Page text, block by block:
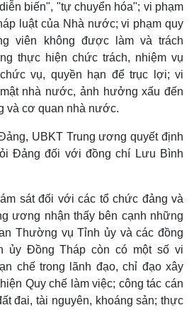
biến", "tự chuyển hóa"; vi phạm
luật của Nhà nước; vi phạm quy
viên không được làm và trách
thực hiện chức trách, nhiệm vụ
vụ, quyền hạn để trục lợi; vi
nhà nước, ảnh hưởng xấu đến
và cơ quan nhà nước.
UBKT Trung ương quyết định
Đảng đối với đồng chí Lưu Bình
sát đối với các tổ chức đảng và
ương nhận thấy bên cạnh những
Thường vụ Tỉnh ủy và các đồng
ủy Đồng Tháp còn có một số vi
chế trong lãnh đạo, chỉ đạo xây
Quy chế làm việc; công tác cán
đai, tài nguyên, khoáng sản; thực